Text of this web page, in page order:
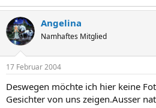
Angelina
Namhaftes Mitglied
17 Februar 2004
Deswegen möchte ich hier keine
Gesichter von uns zeigen.Ausser